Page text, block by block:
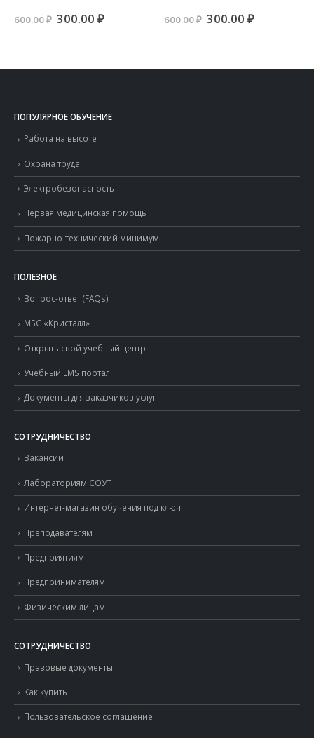
600.00₽ Первоначальная
300.00 ₽Текущая 600.00₽ Первоначальная
300.00 ₽Текущая
ПОПУЛЯРНОЕ ОБУЧЕНИЕ
Работа на высоте
Охрана труда
Электробезопасность
Первая медицинская помощь
Пожарно-технический минимум
ПОЛЕЗНОЕ
Вопрос-ответ (FAQs)
МБС «Кристалл»
Открыть свой учебный центр
Учебный LMS портал
Документы для заказчиков услуг
СОТРУДНИЧЕСТВО
Вакансии
Лабораториям СОУТ
Интернет-магазин обучения под ключ
Преподавателям
Предприятиям
Предпринимателям
Физическим лицам
СОТРУДНИЧЕСТВО
Правовые документы
Как купить
Пользовательское соглашение